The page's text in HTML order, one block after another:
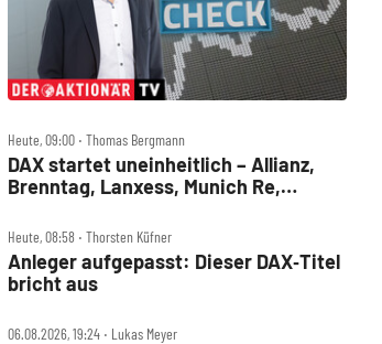
Heute, 09:00 ‧ Thomas Bergmann
DAX startet uneinheitlich – Allianz,
Brenntag, Lanxess, Munich Re,
Heute, 08:58 ‧ Thorsten Küfner
Anleger aufgepasst: Dieser DAX‑Titel
bricht aus
06.08.2026, 19:24 ‧ Lukas Meyer